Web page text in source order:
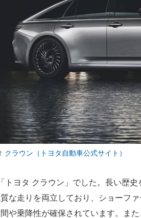
クラウン（トヨタ自動車公式サイト）
ヨタ クラウン」でした。長い歴
な走りを両立しており、ショーフ
や乗降性が確保されています。ま